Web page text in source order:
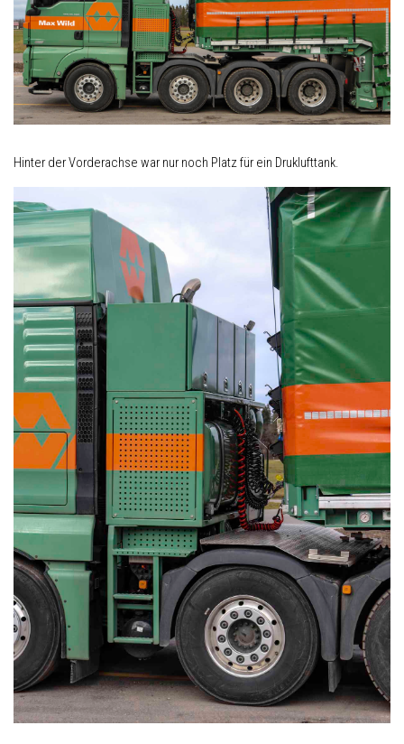
Hinter der Vorderachse war nur noch Platz für ein Druklufttank.